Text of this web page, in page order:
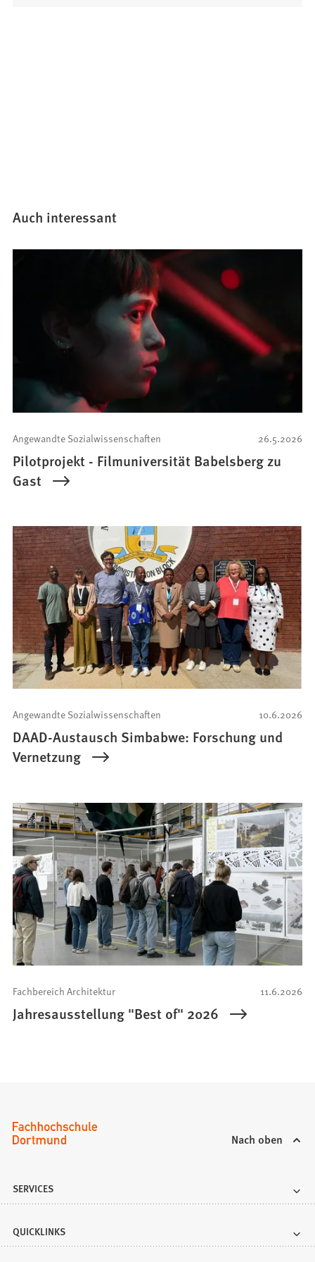
Auch interessant
26.5.2026
Angewandte Sozialwissenschaften
Pilotprojekt - Filmuniversität Babelsberg zu
Gast
10.6.2026
Angewandte Sozialwissenschaften
DAAD-Austausch Simbabwe: Forschung und
Vernetzung
11.6.2026
Fachbereich Architektur
Jahresausstellung "Best of" 2026
Nach oben
SERVICES
QUICKLINKS